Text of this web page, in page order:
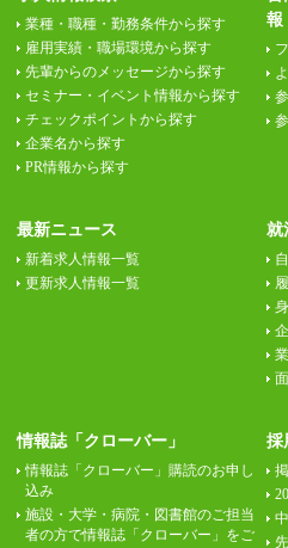
業種・職種・勤務条件から探す
雇用実績・職場環境から探す
先輩からのメッセージから探す
セミナー・イベント情報から探す
チェックポイントから探す
企業名から探す
PR情報から探す
報
最新ニュース
新着求人情報一覧
更新求人情報一覧
就
情報誌「クローバー」
情報誌「クローバー」購読のお申し
込み
施設・大学・病院・図書館のご担当
者の方で情報誌「クローバー」をご
採